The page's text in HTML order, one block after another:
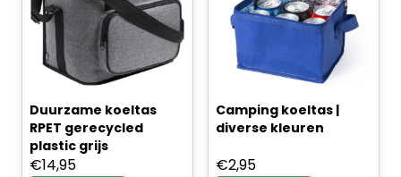
Duurzame koeltas
RPET gerecycled
plastic grijs
€14,95
Camping koeltas |
diverse kleuren
€2,95